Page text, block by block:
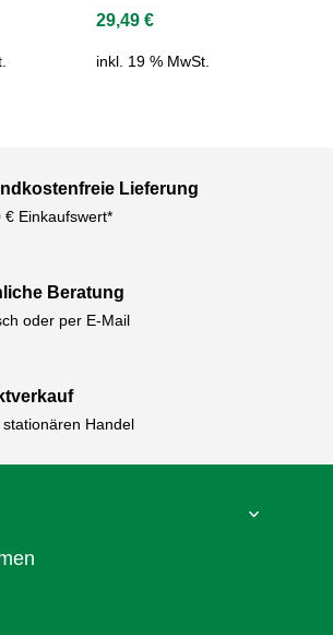
29,49€
inkl. 19 % MwSt.
Lieferung
€ Einkaufswert*
Beratung
oder per E-Mail
Handel